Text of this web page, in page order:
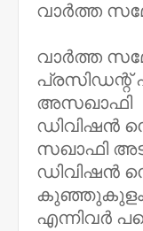
വാര്‍ത്ത
വാര്‍ത്ത
അസഖാഫി
ഡിവിഷന്‍
സഖാഫി
ഡിവിഷന്‍
എന്നിവര്‍